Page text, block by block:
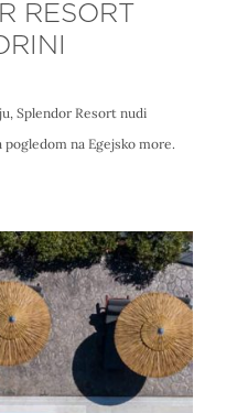
RESORT
Splendor Resort nudi
pogledom na Egejsko more.